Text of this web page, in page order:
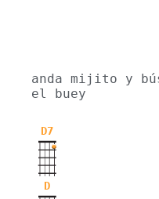
anda mijito y
el buey
D7
D